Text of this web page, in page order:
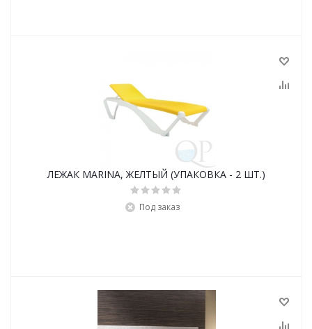
ЛЕЖАК MARINA, ЖЕЛТЫЙ (УПАКОВКА - 2 ШТ.)
Под заказ